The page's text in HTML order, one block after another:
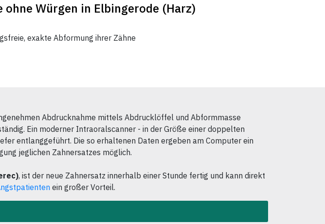
Würgen in Elbingerode (Harz)
exakte Abformung ihrer Zähne
Abdrucknahme mittels Abdrucklöffel und Abformmasse
Ein moderner Intraoralscanner - in der Größe einer doppelten
entlanggeführt. Die so erhaltenen Daten ergeben am Computer ein
jeglichen Zahnersatzes möglich.
, ist der neue Zahnersatz innerhalb einer Stunde fertig und kann direkt
ein großer Vorteil.